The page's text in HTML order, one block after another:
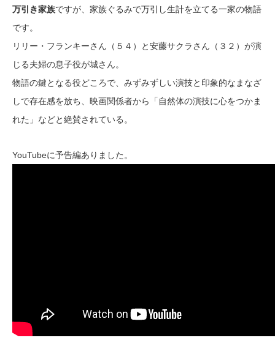
万引き家族ですが、家族ぐるみで万引し生計を立てる一家の物語
です。
リリー・フランキーさん（５４）と安藤サクラさん（３２）が演
じる夫婦の息子役が城さん。
物語の鍵となる役どころで、みずみずしい演技と印象的なまなざ
しで存在感を放ち、映画関係者から「自然体の演技に心をつかま
れた」などと絶賛されている。
YouTubeに予告編ありました。